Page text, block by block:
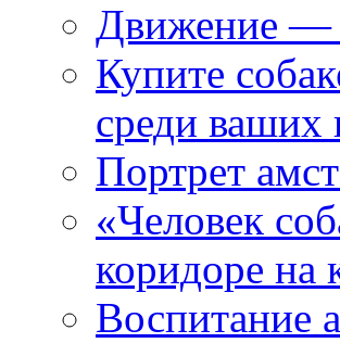
Движение —
Купите
среди ваших
Портрет
«Человек
коридоре на
Воспитание